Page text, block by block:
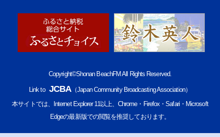
Copyright©Shonan BeachFM All Rights Reserved.
Link to JCBA（Japan Community Broadcasting Association）
本サイトでは、Internet Explorer 11以上、Chrome・Firefox・Safari・Microsoft
Edgeの最新版での閲覧を推奨しております。